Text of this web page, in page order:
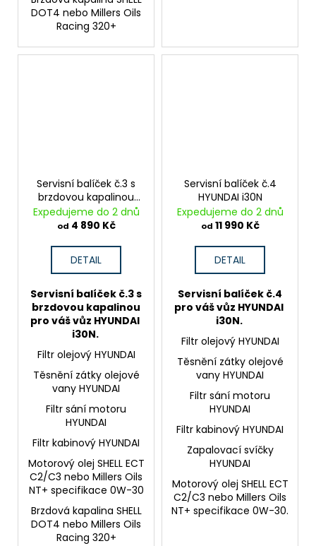
DOT4 nebo Millers Oils
Racing 320+
Servisní balíček č.3 s
brzdovou kapalinou
HYUNDAI i30N
Expedujeme do 2 dnů
od 4 890 Kč
DETAIL
Servisní balíček č.3 s
brzdovou kapalinou
pro váš vůz HYUNDAI
i30N.
Filtr olejový HYUNDAI
Těsnění zátky olejové
vany HYUNDAI
Filtr sání motoru
HYUNDAI
Filtr kabinový HYUNDAI
Motorový olej SHELL ECT
C2/C3 nebo Millers Oils
NT+ specifikace 0W-30
Brzdová kapalina SHELL
DOT4 nebo Millers Oils
Racing 320+
Servisní balíček č.4
HYUNDAI i30N
Expedujeme do 2 dnů
od 11 990 Kč
DETAIL
Servisní balíček č.4
pro váš vůz HYUNDAI
i30N.
Filtr olejový HYUNDAI
Těsnění zátky olejové
vany HYUNDAI
Filtr sání motoru
HYUNDAI
Filtr kabinový HYUNDAI
Zapalovací svíčky
HYUNDAI
Motorový olej SHELL ECT
C2/C3 nebo Millers Oils
NT+ specifikace 0W-30.